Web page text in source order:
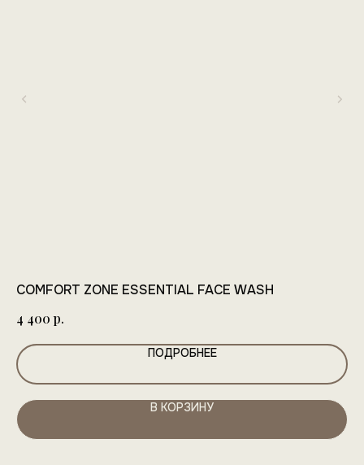
COMFORT ZONE ESSENTIAL FACE WASH
4 400 р.
ПОДРОБНЕЕ
В КОРЗИНУ